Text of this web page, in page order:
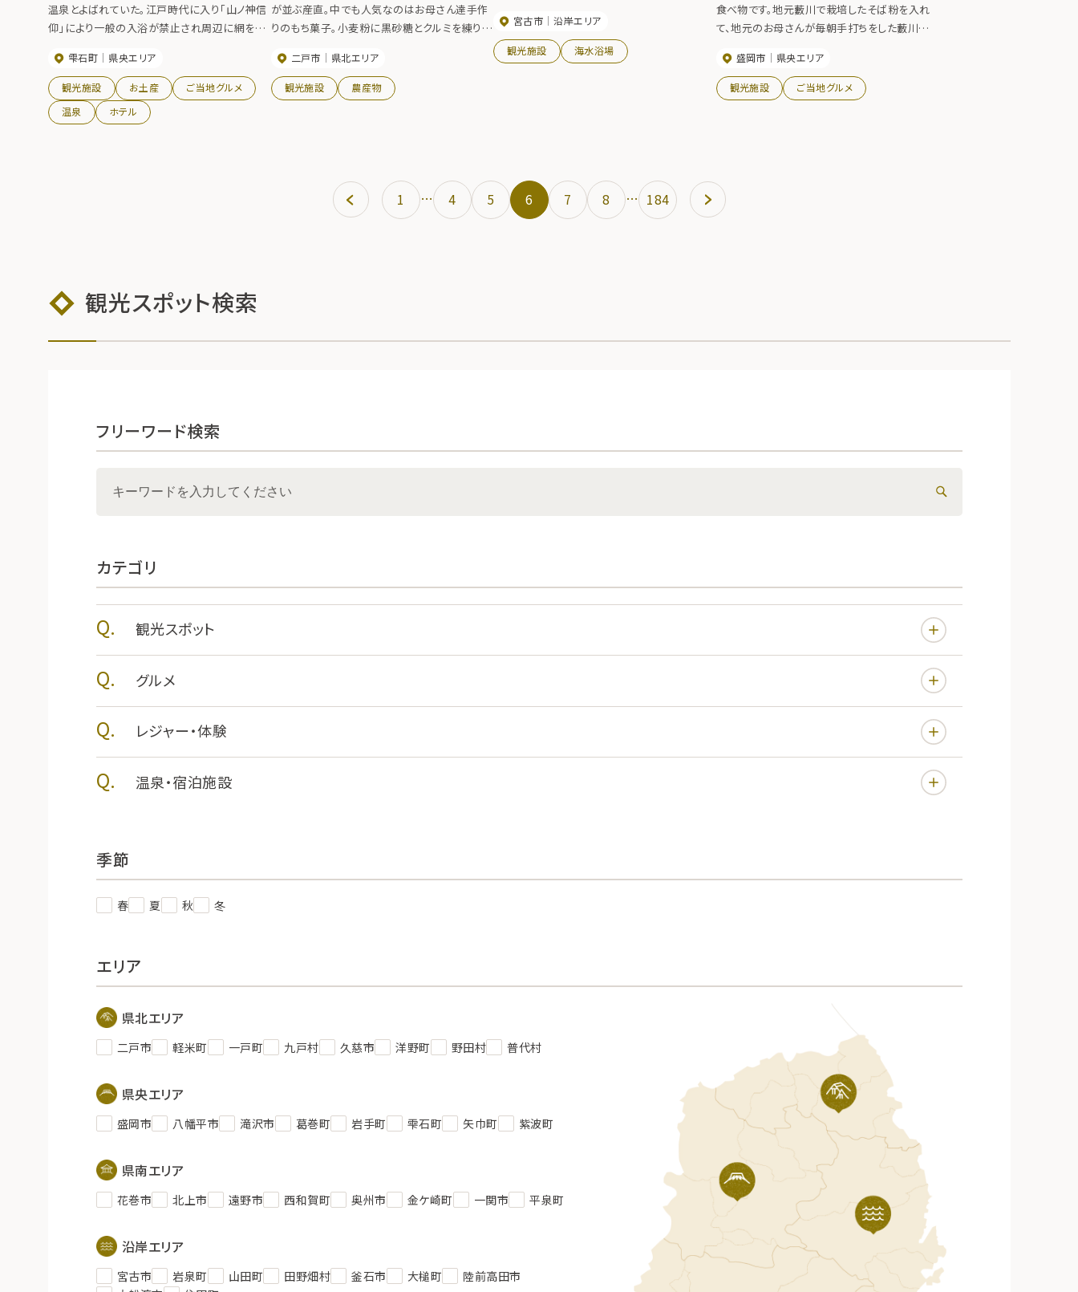
温泉とよばれていた。江戸時代に入り「山ノ神信
仰」により一般の入浴が禁止され周辺に網を張
性・硫黄温泉低張性酸性高温泉、効能は慢性皮
膚病・慢性婦人病・きりきず・糖尿病・高血圧症・
痔病など。
雫石町 県央エリア
観光施設 お土産
ご当地グルメ
温泉
ホテル
が並ぶ産直。中でも人気なのはお母さん達手作
りのもち菓子。小麦粉に黒砂糖とクルミを練り入
『揚げもち』・『かますもち』など全国で表彰もさ
れた懐かしくて美味しいおやつを販売していま
す。
二戸市 県北エリア
観光施設 農産物
宮古市 沿岸エリア
観光施設 海水浴場
食べ物です。地元藪川で栽培したそば粉を入れ
て、地元のお母さんが毎朝手打ちをした藪川十
のメニューがあります。
盛岡市 県央エリア
観光施設 ご当地グルメ
1 … 4 5 6 7 8 … 184
観光スポット検索
フリーワード検索
カテゴリ
観光スポット
グルメ
レジャー・体験
温泉・宿泊施設
季節
春 夏 秋 冬
エリア
県北エリア
二戸市 軽米町 一戸町 九戸村 久慈市 洋野町 野田村 普代村
県央エリア
盛岡市 八幡平市 滝沢市 葛巻町 岩手町 雫石町 矢巾町 紫波町
県南エリア
花巻市 北上市 遠野市 西和賀町 奥州市 金ケ崎町 一関市 平泉町
沿岸エリア
宮古市 岩泉町 山田町 田野畑村 釜石市 大槌町
陸前高田市